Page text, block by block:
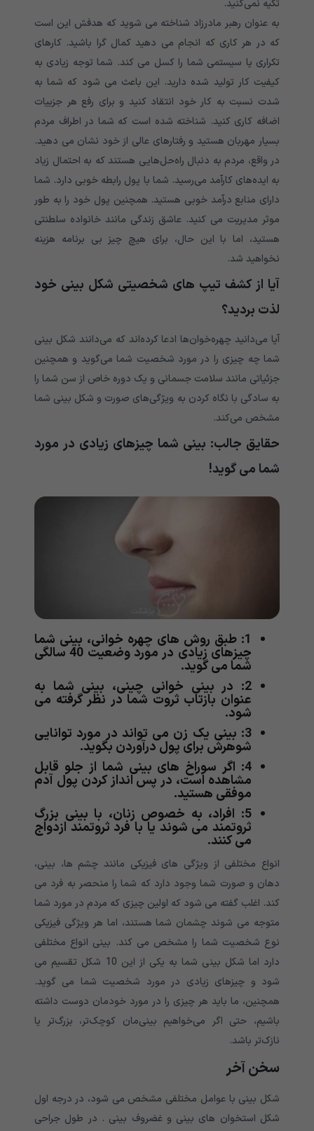
تکیه نمی‌کنید.
به عنوان رهبر مادرزاد شناخته می شوید که هدفش این است
که در هر کاری که انجام می دهید کمال گرا باشید. کارهای
تکراری یا سیستمی شما را کسل می کند. شما توجه زیادی به
کیفیت کار تولید شده دارید. این باعث می شود که شما به
شدت نسبت به کار خود انتقاد کنید و برای رفع هر جزییات
اضافه کاری کنید. شناخته شده است که شما در اطراف مردم
بسیار مهربان هستید و رفتارهای عالی از خود نشان می دهید.
در واقع، مردم به دنبال راه‌حل‌هایی هستند که به احتمال زیاد
به ایده‌های کارآمد می‌رسید. شما با پول رابطه خوبی دارد. شما
دارای منابع درآمد خوبی هستید. همچنین پول خود را به طور
موثر مدیریت می کنید. عاشق زندگی مانند خانواده سلطنتی
هستید، اما با این حال، برای هیچ چیز بی برنامه هزینه
نخواهید شد.
آیا از کشف تیپ های شخصیتی شکل بینی خود
لذت بردید؟
آیا می‌دانید چهره‌خوان‌ها ادعا کرده‌اند که می‌دانند شکل بینی
شما چه چیزی را در مورد شخصیت شما می‌گوید و همچنین
جزئیاتی مانند سلامت جسمانی و یک دوره خاص از سن شما را
به سادگی با نگاه کردن به ویژگی‌های صورت و شکل بینی شما
مشخص می‌کند.
حقایق جالب: بینی شما چیزهای زیادی در مورد
شما می گوید!
1: طبق روش های چهره خوانی، بینی شما
چیزهای زیادی در مورد وضعیت 40 سالگی
شما می گوید.
2: در بینی خوانی چینی، بینی شما به
عنوان بازتاب ثروت شما در نظر گرفته می
شود.
3: بینی یک زن می تواند در مورد توانایی
شوهرش برای پول درآوردن بگوید.
4: اگر سوراخ های بینی شما از جلو قابل
مشاهده است، در پس انداز کردن پول آدم
موفقی هستید.
5: افراد، به خصوص زنان، با بینی بزرگ
ثروتمند می شوند یا با فرد ثروتمند ازدواج
می کنند.
انواع مختلفی از ویژگی های فیزیکی مانند چشم ها، بینی،
دهان و صورت شما وجود دارد که شما را منحصر به فرد می
کند. اغلب گفته می شود که اولین چیزی که مردم در مورد شما
متوجه می شوند چشمان شما هستند، اما هر ویژگی فیزیکی
نوع شخصیت شما را مشخص می کند. بینی انواع مختلفی
دارد اما شکل بینی شما به یکی از این 10 شکل تقسیم می
شود و چیزهای زیادی در مورد شخصیت شما می گوید.
همچنین، ما باید هر چیزی را در مورد خودمان دوست داشته
باشیم، حتی اگر می‌خواهیم بینی‌مان کوچک‌تر، بزرگ‌تر یا
نازک‌تر باشد.
سخن آخر
شکل بینی با عوامل مختلفی مشخص می شود، در درجه اول
شکل استخوان های بینی و غضروف بینی . در طول جراحی